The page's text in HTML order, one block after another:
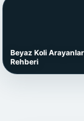
Beyaz Koli
Rehberi